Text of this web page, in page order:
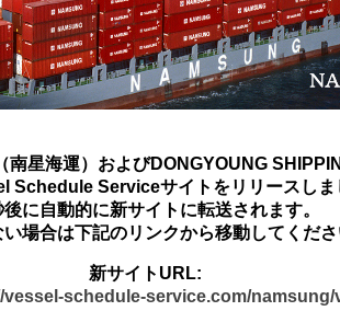
南星海運）およびDONGYOUNG
Schedule Serviceサイトをリリースしま
に自動的に新サイトに転送されます。
場合は下記のリンクから移動してくださ
新サイトURL:
vessel-schedule-service.com/